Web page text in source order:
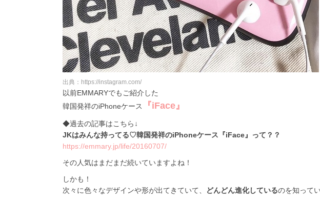
出典：https://instagram.com/
以前EMMARYでもご紹介した
韓国発祥のiPhoneケース
『iFace』
◆過去の記事はこちら↓
JKはみんな持ってる♡韓国発祥のiPhoneケース『iFace』って？？
https://emmary.jp/life/20160707/
その人気はまだまだ続いていますよね！
しかも！
次々に色々なデザインや形が出てきていて、
どんどん進化しているのを知って